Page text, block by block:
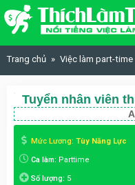
Skip to content
Trang chủ Việc làm part-time
Tuyển nhân viên
Mức Lương: Tùy Năng Lực
Ca làm: Parttime
Số lượng: 5